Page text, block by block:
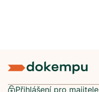
Přihlášení pro majitele